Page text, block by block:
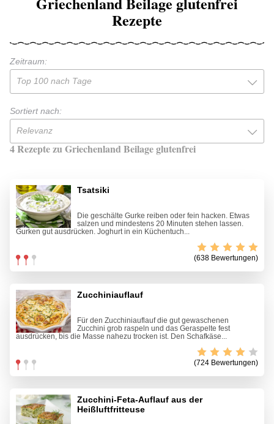
Rezepte
Zeitraum:
Top 100 nach Tage
Sortiert nach:
Relevanz
4 Rezepte zu Griechenland Beilage glutenfrei
Tsatsiki
Die geschälte Gurke reiben oder fein hacken. Etwas
salzen und mindestens 20 Minuten stehen lassen.
Gurken gut ausdrücken. Joghurt in ein Küchentuch...
(638 Bewertungen)
Zucchiniauflauf
Für den Zucchiniauflauf die gut gewaschenen
Zucchini grob raspeln und das Geraspelte fest
ausdrücken, bis die Masse nahezu trocken ist. Den Schafkäse...
(724 Bewertungen)
Zucchini-Feta-Auflauf aus der
Heißluftfritteuse